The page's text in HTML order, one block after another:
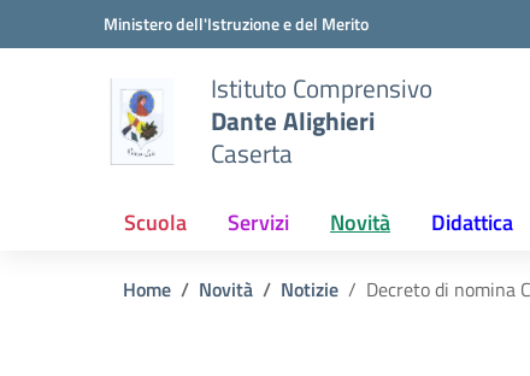
Vai ai contenuti
Vai al menu di navigazioneMinistero dell'Istruzione e del Merito
Istituto Comprensivo
Dante Alighieri
Caserta
Scuola Servizi Novità Didattica
Home Novità Notizie Decreto di nomina